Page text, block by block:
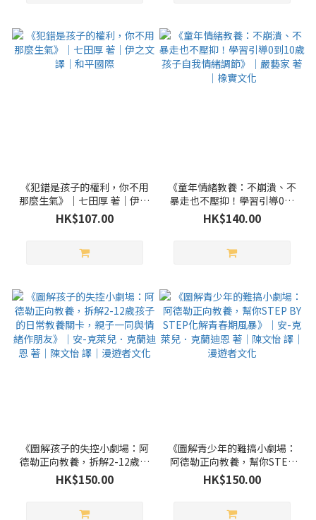
《犯錯是孩子的權利，你不用
那麼生氣》｜七田厚 著｜伊之
文 譯｜和平國際
HK$107.00
《童年情緒教養：不崩潰、不
暴走也不壓抑！學習引導0到
10歲孩子自我情緒調節》｜嚴
藝家 著｜橡實文化
HK$140.00
《圖解孩子的失控小劇場：阿
德勒正向教養，拆解2-12歲孩
子的日常教養關卡，親子一同
與情緒作朋友》｜安-克萊
｜漫遊者文化
HK$150.00
《圖解青少年的難搞小劇場：
阿德勒正向教養，幫你STEP
BY STEP化解青春期風暴》｜
安-克萊兒．克蘭迪恩 著｜陳
HK$150.00